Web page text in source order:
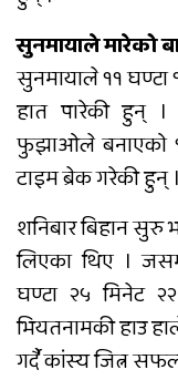
सुनमायाले मारेको
सुनमायाले ११
हात पारेकी हुन्
फुझाओले बनाएको
टाइम ब्रेक गरेकी हुन् ।
शनिबार बिहान
लिएका थिए ।
घण्टा २५ मिनेट
भियतनामकी हाउ
गर्दै कांस्य जित्न